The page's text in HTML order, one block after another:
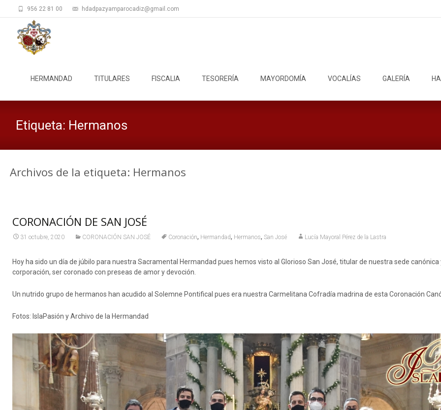
956 22 81 00 hdadpazyamparocadiz@gmail.com
HERMANDAD TITULARES FISCALIA TESORERÍA MAYORDOMÍA VOCALÍAS GALERÍA
Etiqueta: Hermanos
Archivos de la etiqueta: Hermanos
CORONACIÓN DE SAN JOSÉ
31 octubre, 2020 CORONACIÓN SAN JOSÉ Coronación, Hermandad, Hermanos, San José Lucía Mayoral Pérez de la Lastra
Hoy ha sido un día de júbilo para nuestra Sacramental Hermandad pues hemos visto al Glorioso San José, titular de nuestra sede
corporación, ser coronado con preseas de amor y devoción.
Un nutrido grupo de hermanos han acudido al Solemne Pontifical pues era nuestra Carmelitana Cofradía madrina de esta Coronación
Fotos: IslaPasión y Archivo de la Hermandad